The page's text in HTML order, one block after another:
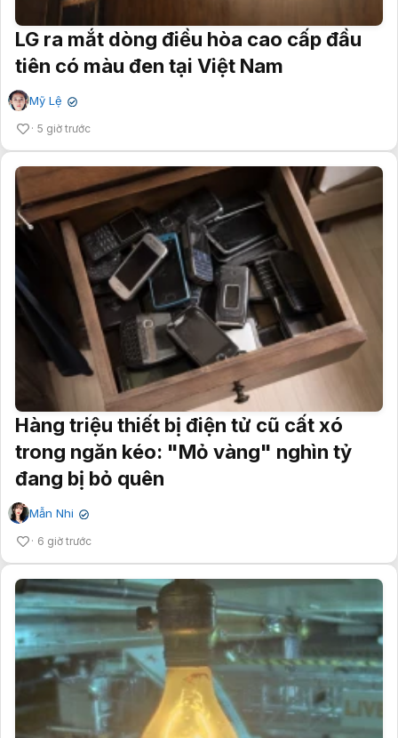
LG ra mắt dòng điều hòa cao cấp đầu
tiên có màu đen tại Việt Nam
Mỹ Lệ ✔
5 giờ trước
Hàng triệu thiết bị điện tử cũ cất xó
trong ngăn kéo: "Mỏ vàng" nghìn tỷ
đang bị bỏ quên
Mẫn Nhi ✔
6 giờ trước